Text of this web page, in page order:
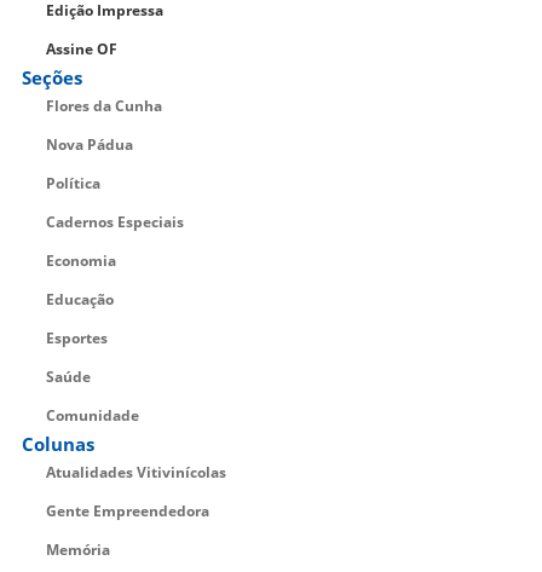
Edição Impressa
Assine OF
Seções
Flores da Cunha
Nova Pádua
Política
Cadernos Especiais
Economia
Educação
Esportes
Saúde
Comunidade
Colunas
Atualidades Vitivinícolas
Gente Empreendedora
Memória